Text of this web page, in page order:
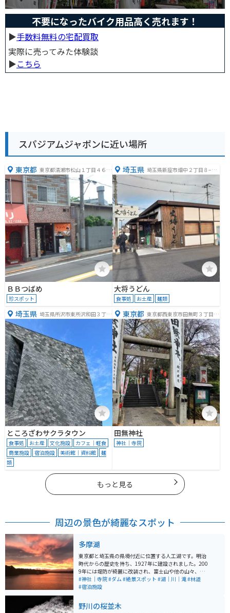
不要になったバイク用品高く売れます！
▶︎手数料無料の宅配買取
実際に売ってみた体験談
▶︎こちら
スパジアムジャポンに近い場所
東京都 東京都清瀬市松山１丁目４６
−３０
ＢＢつばめ
珍スポット
埼玉県 埼玉県新座市畑中２丁目８−３
大将うどん
食事処 お土産 麺類
埼玉県 埼玉県所沢市東所沢和田３丁目
ところざわサクラタウン
食事処 お土産 文化施設
カフェ｜軽食
商業施設
宿泊施設 美術館｜資料館
麺
類
東京都 東京都西東京市田無町３丁目７
−４
田無神社
神社｜寺院
もっと見る
周辺の景色が綺麗なスポット
多摩湖
東京都と埼玉県の県境付近に位置する人工湖です。明治
時代からの歴史を持ち、1927年に建設されました。200
9年には堤防が綺麗に改装され、富士山や他の山々、西
武遊園地や西武球場などを眺めることができます。特に
夕日は絶景であり、多くのカメラマンが訪れるほどで
持ちの良いスポットとなっています。
#神社｜寺院#ダム#絶景スポット #湖｜川｜滝#林道
#宿泊施設
野川の桜並木